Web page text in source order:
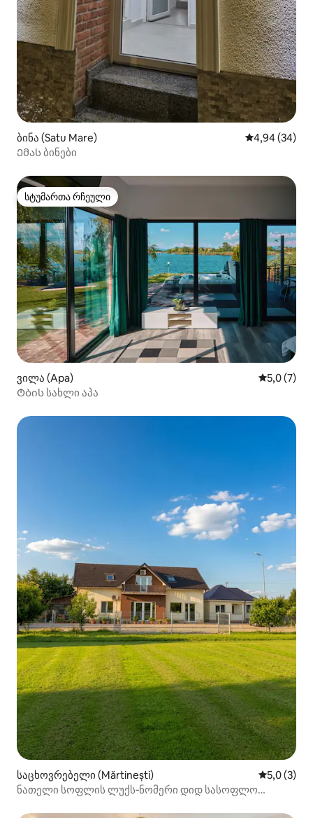
ბინა (Satu Mare) საშუალო
4,94 (34)
Ემას ბინები
სტუმართა რჩეული
სტუმართა რჩეული
ვილა (Apa) საშუალო
5,0 (7)
Ტბის სახლი აპა
საცხოვრებელი (Mărtinești) საშუალო
5,0 (3)
ნათელი სოფლის ლუქს‑ნომერი დიდ სასოფლო